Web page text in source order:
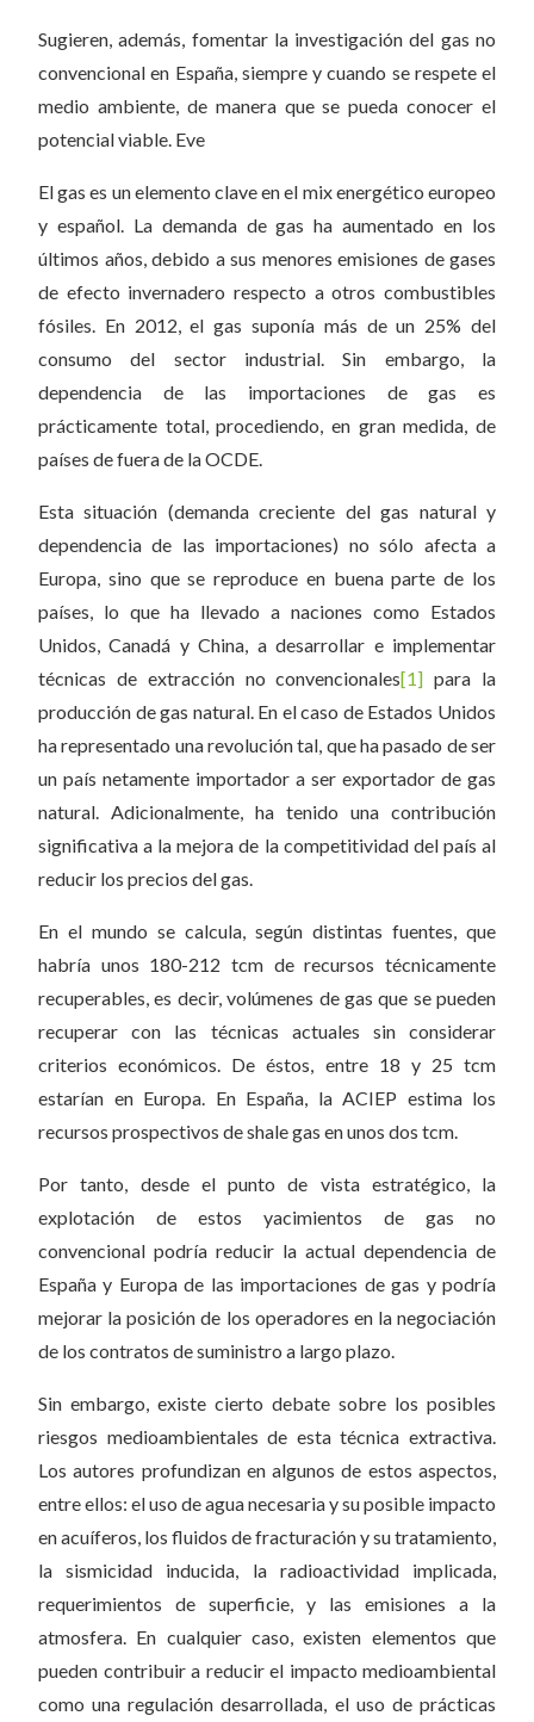
Sugieren, además, fomentar la investigación del gas no
convencional en España, siempre y cuando se respete el
medio ambiente, de manera que se pueda conocer el
potencial viable. Eve
El gas es un elemento clave en el mix energético europeo
y español. La demanda de gas ha aumentado en los
últimos años, debido a sus menores emisiones de gases
de efecto invernadero respecto a otros combustibles
fósiles. En 2012, el gas suponía más de un 25% del
consumo del sector industrial. Sin embargo, la
dependencia de las importaciones de gas es
prácticamente total, procediendo, en gran medida, de
países de fuera de la OCDE.
Esta situación (demanda creciente del gas natural y
dependencia de las importaciones) no sólo afecta a
Europa, sino que se reproduce en buena parte de los
países, lo que ha llevado a naciones como Estados
Unidos, Canadá y China, a desarrollar e implementar
técnicas de extracción no convencionales[1] para la
producción de gas natural. En el caso de Estados Unidos
ha representado una revolución tal, que ha pasado de ser
un país netamente importador a ser exportador de gas
natural. Adicionalmente, ha tenido una contribución
significativa a la mejora de la competitividad del país al
reducir los precios del gas.
En el mundo se calcula, según distintas fuentes, que
habría unos 180-212 tcm de recursos técnicamente
recuperables, es decir, volúmenes de gas que se pueden
recuperar con las técnicas actuales sin considerar
criterios económicos. De éstos, entre 18 y 25 tcm
estarían en Europa. En España, la ACIEP estima los
recursos prospectivos de shale gas en unos dos tcm.
Por tanto, desde el punto de vista estratégico, la
explotación de estos yacimientos de gas no
convencional podría reducir la actual dependencia de
España y Europa de las importaciones de gas y podría
mejorar la posición de los operadores en la negociación
de los contratos de suministro a largo plazo.
Sin embargo, existe cierto debate sobre los posibles
riesgos medioambientales de esta técnica extractiva.
Los autores profundizan en algunos de estos aspectos,
entre ellos: el uso de agua necesaria y su posible impacto
en acuíferos, los fluidos de fracturación y su tratamiento,
la sismicidad inducida, la radioactividad implicada,
requerimientos de superficie, y las emisiones a la
atmosfera. En cualquier caso, existen elementos que
pueden contribuir a reducir el impacto medioambiental
como una regulación desarrollada, el uso de prácticas